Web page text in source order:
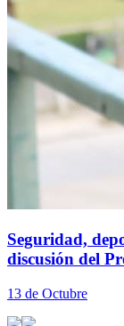
Seguridad,
discusión del
13 de Octubre